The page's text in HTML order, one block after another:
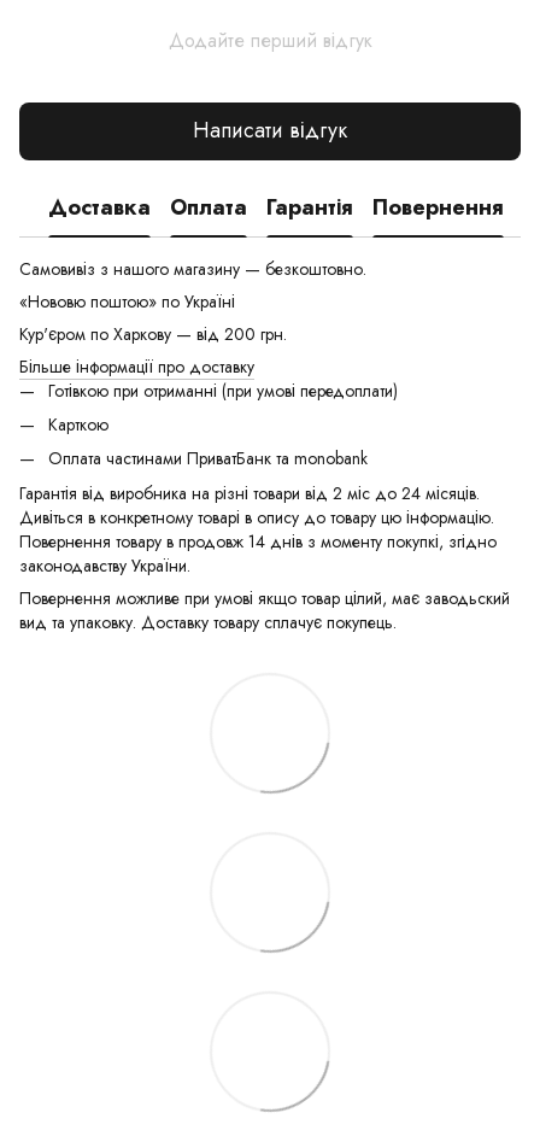
Додайте перший відгук
Написати відгук
Доставка Оплата Гарантія Повернення
Самовивіз з нашого магазину — безкоштовно.
«Нововю поштою» по Україні
Кур'єром по Харкову — від 200 грн.
Більше інформації про доставку
Готівкою при отриманні (при умові передоплати)
Карткою
Оплата частинами ПриватБанк та monobank
Гарантія від виробника на різні товари від 2 міс до 24 місяців.
Дивіться в конкретному товарі в опису до товару цю інформацію.
Повернення товару в продовж 14 днів з моменту покупкі, згідно
законодавству України.
Повернення можливе при умові якщо товар цілий, має заводьский
вид та упаковку. Доставку товару сплачує покупець.